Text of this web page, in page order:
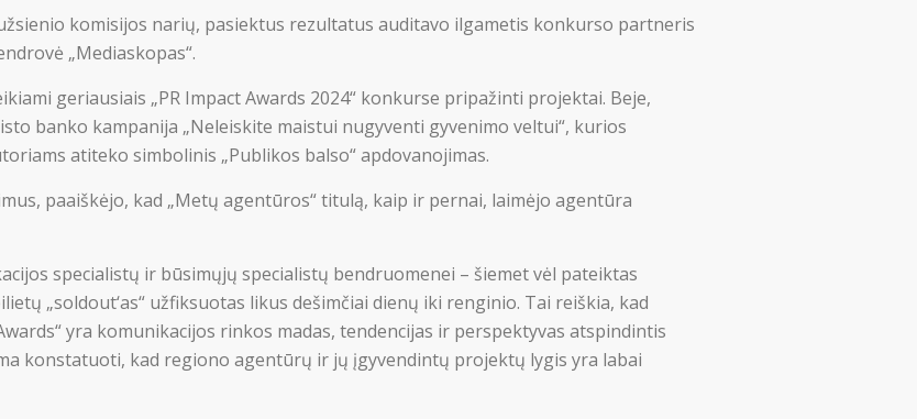
komisijos narių, pasiektus rezultatus auditavo ilgametis konkurso partneris
„Mediaskopas“.
geriausiais „PR Impact Awards 2024“ konkurse pripažinti projektai. Beje,
banko kampanija „Neleiskite maistui nugyventi gyvenimo veltui“, kurios
atiteko simbolinis „Publikos balso“ apdovanojimas.
paaiškėjo, kad „Metų agentūros“ titulą, kaip ir pernai, laimėjo agentūra
specialistų ir būsimųjų specialistų bendruomenei – šiemet vėl pateiktas
„soldout‘as“ užfiksuotas likus dešimčiai dienų iki renginio. Tai reiškia, kad
yra komunikacijos rinkos madas, tendencijas ir perspektyvas atspindintis
konstatuoti, kad regiono agentūrų ir jų įgyvendintų projektų lygis yra labai